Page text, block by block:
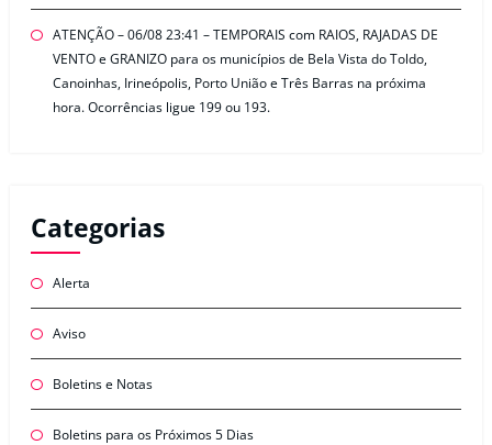
ATENÇÃO – 06/08 23:41 – TEMPORAIS com RAIOS, RAJADAS DE
VENTO e GRANIZO para os municípios de Bela Vista do Toldo,
Canoinhas, Irineópolis, Porto União e Três Barras na próxima
hora. Ocorrências ligue 199 ou 193.
Categorias
Alerta
Aviso
Boletins e Notas
Boletins para os Próximos 5 Dias